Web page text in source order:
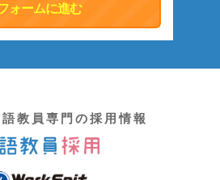
ォームに進む
教員専門の採用情報